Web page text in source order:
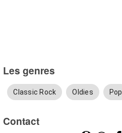
Les genres
Classic Rock Oldies Pop
Contact